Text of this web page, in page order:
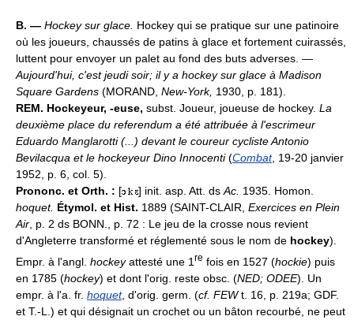
B. — Hockey sur glace. Hockey qui se pratique sur une patinoire
où les joueurs, chaussés de patins à glace et fortement cuirassés,
luttent pour envoyer un palet au fond des buts adverses. —
Aujourd'hui, c'est jeudi soir; il y a hockey sur glace à Madison
Square Gardens (MORAND, New-York, 1930, p. 181).
REM. Hockeyeur, -euse, subst. Joueur, joueuse de hockey. La
deuxième place du referendum a été attribuée à l'escrimeur
Eduardo Manglarotti (...) devant le coureur cycliste Antonio
Bevilacqua et le hockeyeur Dino Innocenti(Combat, 19-20 janvier
1952, p. 6, col. 5).
Prononc. et Orth. : [ ] init. asp. Att. ds Ac. 1935. Homon.
hoquet. Étymol. et Hist. 1889 (SAINT-CLAIR, Exercices en Plein
Air , p. 2 ds BONN., p. 72 : Le jeu de la crosse nous revient
d'Angleterre transformé et réglementé sous le nom de hockey).
Empr. à l'angl. hockeyattesté une 1 re fois en 1527 (hockie) puis
en 1785 (hockey) et dont l'orig. reste obsc. (NED; ODEE). Un
empr. à l'a. fr. hoquet, d'orig. germ. (cf. FEWt. 16, p. 219a; GDF.
et T.-L.) et qui désignait un crochet ou un bâton recourbé, ne peut